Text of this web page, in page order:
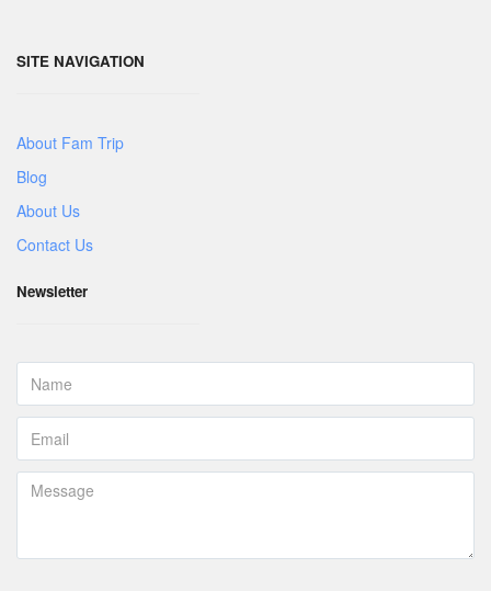
SITE NAVIGATION
About Fam Trip
Blog
About Us
Contact Us
Newsletter